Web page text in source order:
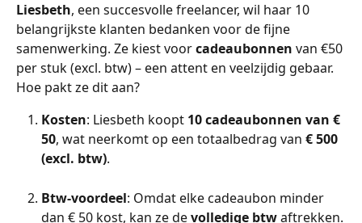
Liesbeth, een succesvolle freelancer, wil haar 10
belangrijkste klanten bedanken voor de fijne
samenwerking. Ze kiest voor cadeaubonnen van €50
per stuk (excl. btw) – een attent en veelzijdig gebaar.
Hoe pakt ze dit aan?
Kosten: Liesbeth koopt 10 cadeaubonnen van €
50, wat neerkomt op een totaalbedrag van € 500
(excl. btw).
Btw-voordeel: Omdat elke cadeaubon minder
dan € 50 kost, kan ze de volledige btw aftrekken.